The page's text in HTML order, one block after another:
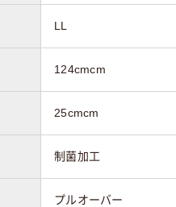
LL
124cmcm
25cmcm
制菌加工
プルオーバー